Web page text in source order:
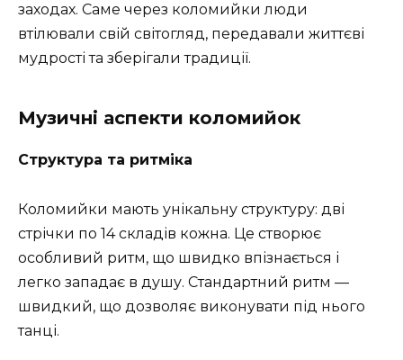
заходах. Саме через коломийки люди
втілювали свій світогляд, передавали життєві
мудрості та зберігали традиції.
Музичні аспекти коломийок
Структура та ритміка
Коломийки мають унікальну структуру: дві
стрічки по 14 складів кожна. Це створює
особливий ритм, що швидко впізнається і
легко западає в душу. Стандартний ритм —
швидкий, що дозволяє виконувати під нього
танці.